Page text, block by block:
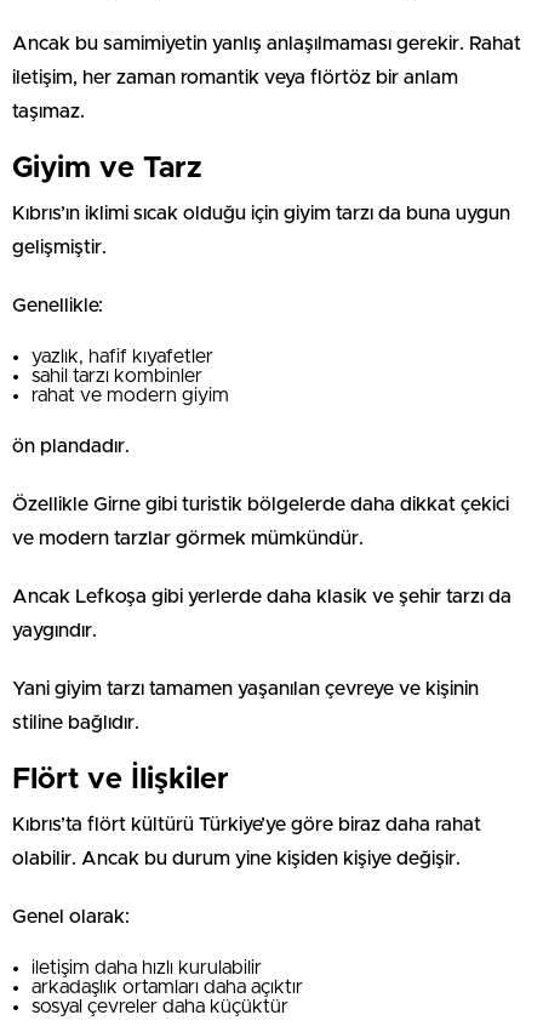
Ancak bu samimiyetin yanlış anlaşılmaması gerekir. Rahat
iletişim, her zaman romantik veya flörtöz bir anlam
taşımaz.
Giyim ve Tarz
Kıbrıs’ın iklimi sıcak olduğu için giyim tarzı da buna uygun
gelişmiştir.
Genellikle:
yazlık, hafif kıyafetler
sahil tarzı kombinler
rahat ve modern giyim
ön plandadır.
Özellikle Girne gibi turistik bölgelerde daha dikkat çekici
ve modern tarzlar görmek mümkündür.
Ancak Lefkoşa gibi yerlerde daha klasik ve şehir tarzı da
yaygındır.
Yani giyim tarzı tamamen yaşanılan çevreye ve kişinin
stiline bağlıdır.
Flört ve İlişkiler
Kıbrıs’ta flört kültürü Türkiye’ye göre biraz daha rahat
olabilir. Ancak bu durum yine kişiden kişiye değişir.
Genel olarak:
iletişim daha hızlı kurulabilir
arkadaşlık ortamları daha açıktır
sosyal çevreler daha küçüktür